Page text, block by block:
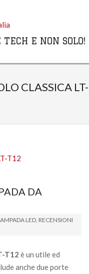
E NON SOLO!
CLASSICA LT-
DA
LED RECENSIONI
T12 è un utile ed
anche due porte